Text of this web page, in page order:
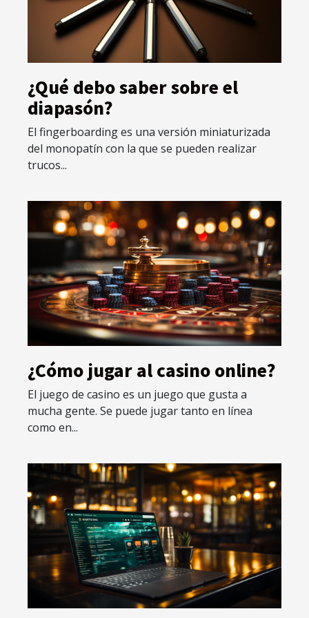
¿Qué debo saber sobre el
diapasón?
El fingerboarding es una versión miniaturizada
del monopatín con la que se pueden realizar
trucos...
¿Cómo jugar al casino online?
El juego de casino es un juego que gusta a
mucha gente. Se puede jugar tanto en línea
como en...